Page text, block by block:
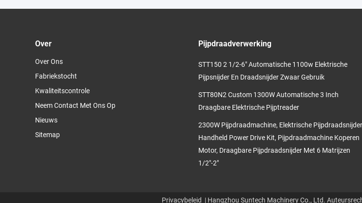
Over
Over Ons
Fabriekstocht
Kwaliteitscontrole
Neem Contact Met Ons Op
Nieuws
Sitemap
Pijpdraadverwerking
STT150 2 1/2-6" Automatische 1100w Elektrische
Pijpsnijder En Draadsnijder Zwaar Gebruik
STT80N2 Custom 1300W Automatische 3 Inch
Draagbare Elektrische Pijptreader
2300W Pijpdraadmachine, Elektrische
Handheld Power Drive Kit, Pijpdraadmachine Koperen
Motor, Draagbare Pijpdraadsnijder Met 6 Matrijzen
1/2"-2"
Privacybeleid | Hangzhou Suntech Machinery Co., Ltd.